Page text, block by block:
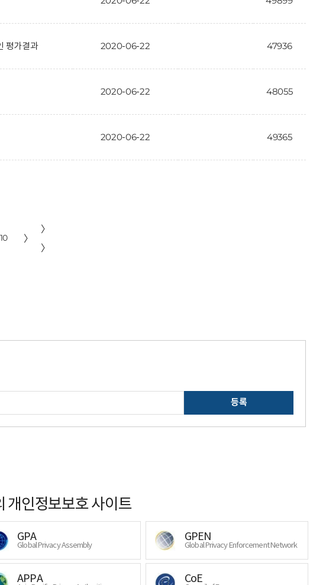
평가결과 2020-06-22 47936
2020-06-22 48055
2020-06-22 49365
10 〉
〉
〉
등록
개인정보보호 사이트
GPA
Global Privacy Assembly
GPEN
Global Privacy Enforcement Network
APPA CoE